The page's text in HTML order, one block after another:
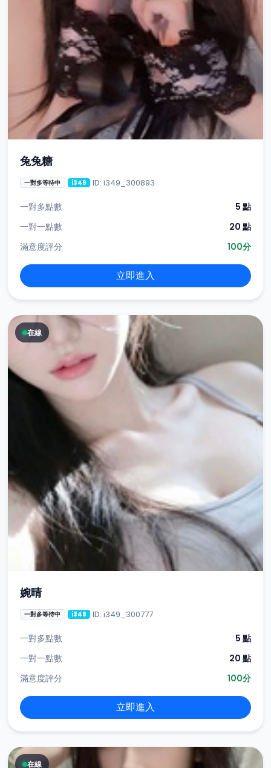
兔兔糖
一對多等待中 i349 ID: i349_300893
一對多點數
5 點
一對一點數
20 點
滿意度評分
100分
立即進入
在線
婉晴
一對多等待中 i349 ID: i349_300777
一對多點數
5 點
一對一點數
20 點
滿意度評分
100分
立即進入
在線